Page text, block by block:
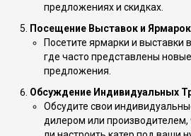
предложениях и скидках.
Посещение Выставок и Ярмарок
Посетите ярмарки и выставки
где часто представлены
предложения.
Обсуждение Индивидуальных
Обсудите свои
дилером или